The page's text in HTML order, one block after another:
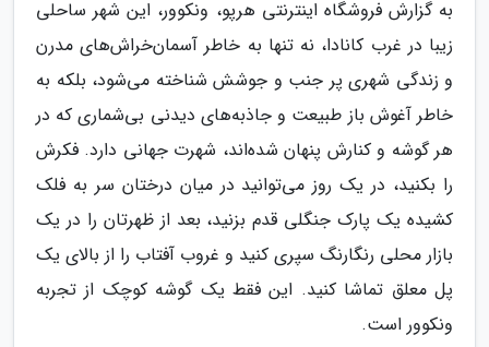
به گزارش فروشگاه اینترنتی هرپو، ونکوور، این شهر ساحلی
زیبا در غرب کانادا، نه تنها به خاطر آسمان‌خراش‌های مدرن
و زندگی شهری پر جنب و جوشش شناخته می‌شود، بلکه به
خاطر آغوش باز طبیعت و جاذبه‌های دیدنی بی‌شماری که در
هر گوشه و کنارش پنهان شده‌اند، شهرت جهانی دارد. فکرش
را بکنید، در یک روز می‌توانید در میان درختان سر به فلک
کشیده یک پارک جنگلی قدم بزنید، بعد از ظهرتان را در یک
بازار محلی رنگارنگ سپری کنید و غروب آفتاب را از بالای یک
پل معلق تماشا کنید. این فقط یک گوشه کوچک از تجربه
ونکوور است.